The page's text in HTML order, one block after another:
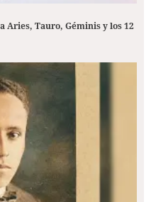
Aries, Tauro, Géminis y los 12